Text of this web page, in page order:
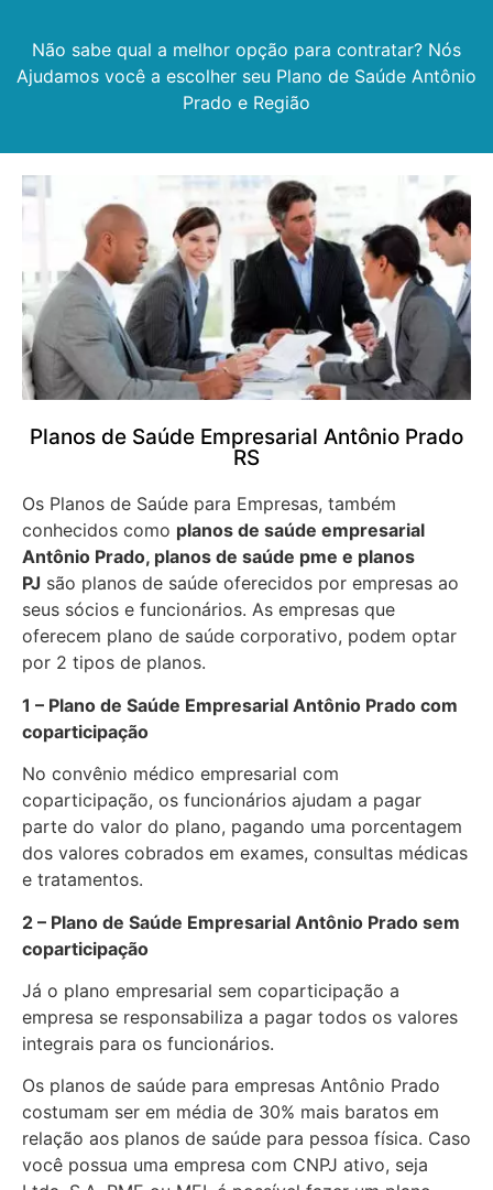
Não sabe qual a melhor opção para contratar? Nós
Ajudamos você a escolher seu Plano de Saúde Antônio
Prado e Região
Planos de Saúde Empresarial Antônio Prado
RS
Os Planos de Saúde para Empresas, também
conhecidos como planos de saúde empresarial
Antônio Prado, planos de saúde pme e planos
PJ são planos de saúde oferecidos por empresas ao
seus sócios e funcionários. As empresas que
oferecem plano de saúde corporativo, podem optar
por 2 tipos de planos.
1 – Plano de Saúde Empresarial Antônio Prado com
coparticipação
No convênio médico empresarial com
coparticipação, os funcionários ajudam a pagar
parte do valor do plano, pagando uma porcentagem
dos valores cobrados em exames, consultas médicas
e tratamentos.
2 – Plano de Saúde Empresarial Antônio Prado sem
coparticipação
Já o plano empresarial sem coparticipação a
empresa se responsabiliza a pagar todos os valores
integrais para os funcionários.
Os planos de saúde para empresas Antônio Prado
costumam ser em média de 30% mais baratos em
relação aos planos de saúde para pessoa física. Caso
você possua uma empresa com CNPJ ativo, seja